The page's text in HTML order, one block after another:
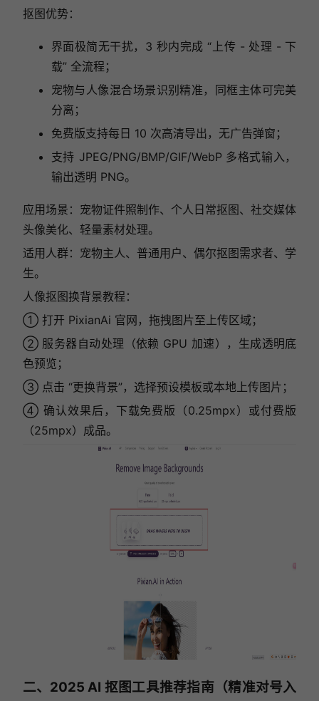
抠图优势：
界面极简无干扰，3 秒内完成 “上传 - 处理 - 下
载” 全流程；
宠物与人像混合场景识别精准，同框主体可完美
分离；
免费版支持每日 10 次高清导出，无广告弹窗；
支持 JPEG/PNG/BMP/GIF/WebP 多格式输入，
输出透明 PNG。
应用场景：宠物证件照制作、个人日常抠图、社交媒体
头像美化、轻量素材处理。
适用人群：宠物主人、普通用户、偶尔抠图需求者、学
生。
人像抠图换背景教程：
① 打开 PixianAi 官网，拖拽图片至上传区域；
② 服务器自动处理（依赖 GPU 加速），生成透明底
色预览；
③ 点击 “更换背景”，选择预设模板或本地上传图片；
④ 确认效果后，下载免费版（0.25mpx）或付费版
（25mpx）成品。
二、2025 AI 抠图工具推荐指南（精准对号入